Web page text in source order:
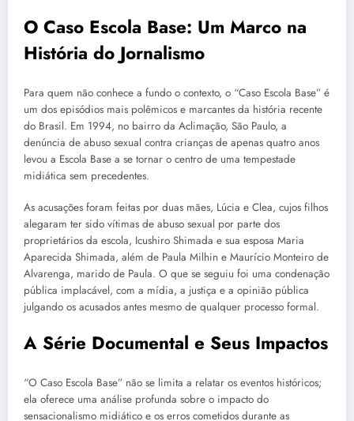
O Caso Escola Base: Um Marco na
História do Jornalismo
Para quem não conhece a fundo o contexto, o “Caso Escola Base” é
um dos episódios mais polêmicos e marcantes da história recente
do Brasil. Em 1994, no bairro da Aclimação, São Paulo, a
denúncia de abuso sexual contra crianças de apenas quatro anos
levou a Escola Base a se tornar o centro de uma tempestade
midiática sem precedentes.
As acusações foram feitas por duas mães, Lúcia e Clea, cujos filhos
alegaram ter sido vítimas de abuso sexual por parte dos
proprietários da escola, Icushiro Shimada e sua esposa Maria
Aparecida Shimada, além de Paula Milhin e Maurício Monteiro de
Alvarenga, marido de Paula. O que se seguiu foi uma condenação
pública implacável, com a mídia, a justiça e a opinião pública
julgando os acusados antes mesmo de qualquer processo formal.
A Série Documental e Seus Impactos
“O Caso Escola Base” não se limita a relatar os eventos históricos;
ela oferece uma análise profunda sobre o impacto do
sensacionalismo midiático e os erros cometidos durante as